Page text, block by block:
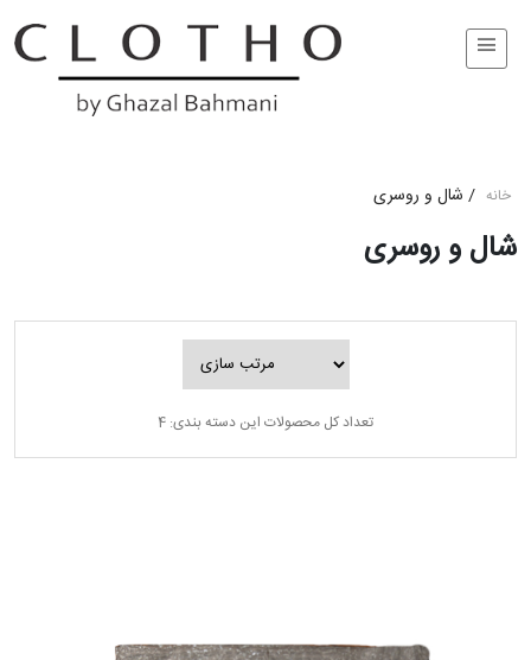
خانه / شال و روسری
شال و روسری
تعداد کل محصولات این دسته بندی: 4